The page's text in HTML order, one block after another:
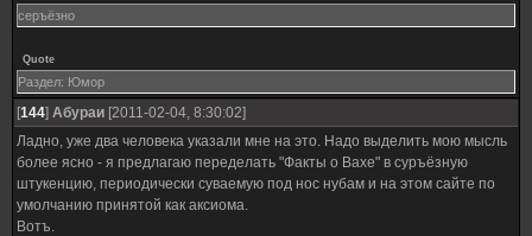
серъёзно
Quote
Раздел: Юмор
[144] Абураи [2011-02-04, 8:30:02]
Ладно, уже два человека указали мне на это. Надо выделить мою мысль
более ясно - я предлагаю переделать "Факты о Вахе" в суръёзную
штукенцию, периодически суваемую под нос нубам и на этом сайте по
умолчанию принятой как аксиома.
Вотъ.